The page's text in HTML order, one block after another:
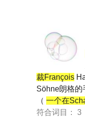
裁François
Söhne朗格的
（ 一个在
符合词目：